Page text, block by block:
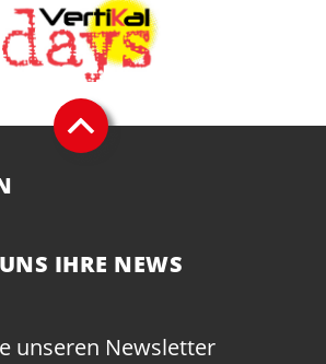
IHRE NEWS
unseren Newsletter